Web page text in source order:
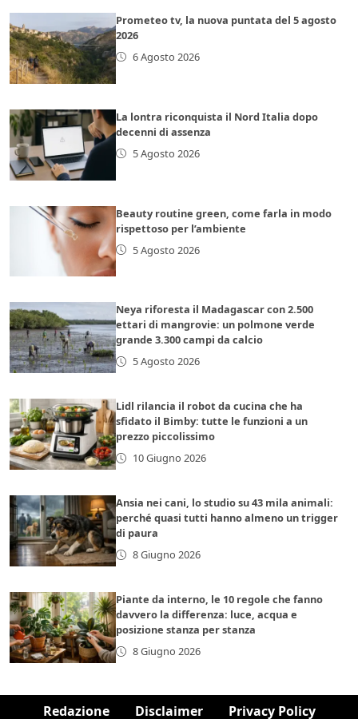
Prometeo tv, la nuova puntata del 5 agosto
2026
6 Agosto 2026
La lontra riconquista il Nord Italia dopo
decenni di assenza
5 Agosto 2026
Beauty routine green, come farla in modo
rispettoso per l’ambiente
5 Agosto 2026
Neya riforesta il Madagascar con 2.500
ettari di mangrovie: un polmone verde
grande 3.300 campi da calcio
5 Agosto 2026
Lidl rilancia il robot da cucina che ha
sfidato il Bimby: tutte le funzioni a un
prezzo piccolissimo
10 Giugno 2026
Ansia nei cani, lo studio su 43 mila animali:
perché quasi tutti hanno almeno un trigger
di paura
8 Giugno 2026
Piante da interno, le 10 regole che fanno
davvero la differenza: luce, acqua e
posizione stanza per stanza
8 Giugno 2026
Redazione Disclaimer Privacy Policy